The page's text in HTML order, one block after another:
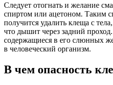
Следует отогнать и желание
спиртом или ацетоном. Таким
получится удалить клеща с
что дышит через задний
содержащиеся в его слюнных
в человеческий организм.
В чем опасность